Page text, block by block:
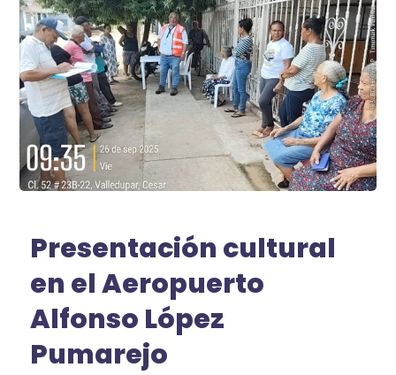
Presentación cultural
en el Aeropuerto
Alfonso López
Pumarejo